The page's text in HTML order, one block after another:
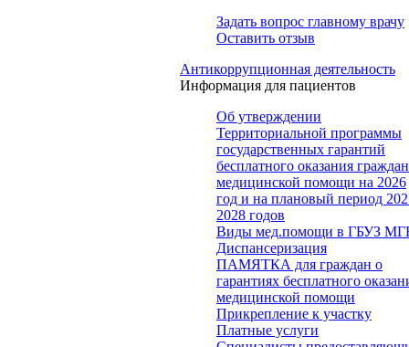
Задать вопрос главному врачу
Оставить отзыв
Антикоррупционная деятельность
Информация для пациентов
Об утверждении
Территориальной программы
государственных гарантий
бесплатного оказания
медицинской помощи на 2026
год и на плановый период
2028 годов
Виды мед.помощи в ГБУЗ
Диспансеризация
ПАМЯТКА для граждан о
гарантиях бесплатного
медицинской помощи
Прикрепление к участку
Платные услуги